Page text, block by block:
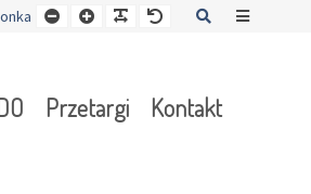
Mniejsza
czcionka
CzcionkaCzcionkaCzcionkaSzukaj
Przetargi Kontakt